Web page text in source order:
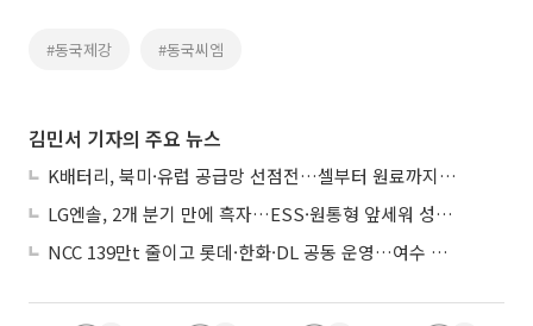
#동국제강 #동국씨엠
김민서 기자의 주요 뉴스
K배터리, 북미·유럽 공급망 선점전…셀부터 원료까지 현지화
LG엔솔, 2개 분기 만에 흑자…ESS·원통형 앞세워 성장 가속
NCC 139만t 줄이고 롯데·한화·DL 공동 운영…여수 1호 본궤도